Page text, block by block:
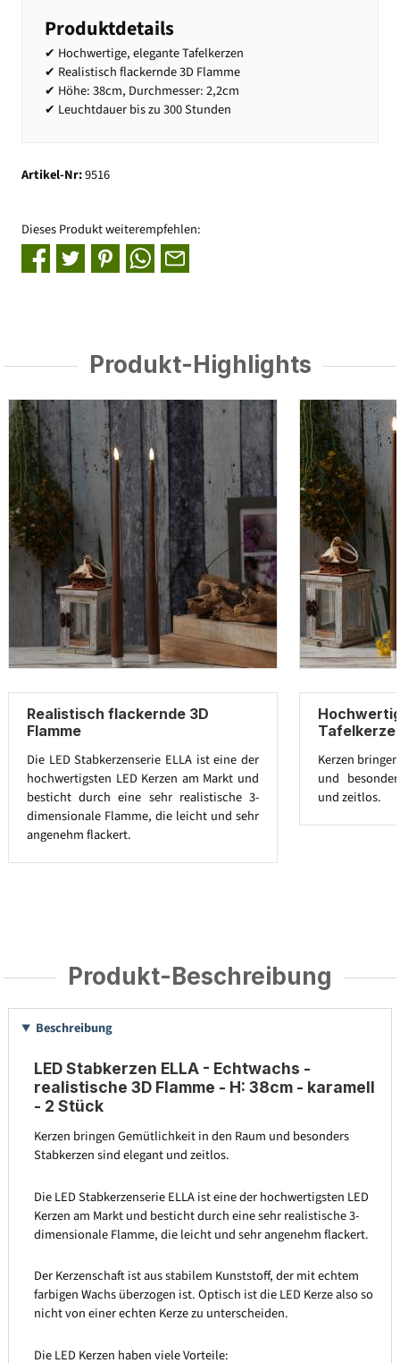
Produktdetails
✔ Hochwertige, elegante Tafelkerzen
✔ Realistisch flackernde 3D Flamme
✔ Höhe: 38cm, Durchmesser: 2,2cm
✔ Leuchtdauer bis zu 300 Stunden
Artikel-Nr:9516
Dieses Produkt weiterempfehlen:
Produkt-Highlights
Realistisch flackernde 3D
Flamme
Die LED Stabkerzenserie ELLA ist eine der
hochwertigsten LED Kerzen am Markt und
besticht durch eine sehr realistische 3-
dimensionale Flamme, die leicht und sehr
angenehm flackert.
Kerzen
und
und zeitlos.
Produkt-Beschreibung
Beschreibung
LED Stabkerzen ELLA - Echtwachs -
realistische 3D Flamme - H: 38cm - karamell
- 2 Stück
Kerzen bringen Gemütlichkeit in den Raum und besonders
Stabkerzen sind elegant und zeitlos.
Die LED Stabkerzenserie ELLA ist eine der hochwertigsten LED
Kerzen am Markt und besticht durch eine sehr realistische 3-
dimensionale Flamme, die leicht und sehr angenehm flackert.
Der Kerzenschaft ist aus stabilem Kunststoff, der mit echtem
farbigen Wachs überzogen ist. Optisch ist die LED Kerze also so
nicht von einer echten Kerze zu unterscheiden.
Die LED Kerzen haben viele Vorteile: